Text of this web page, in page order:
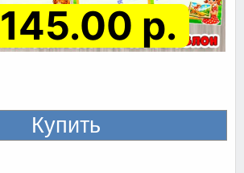
145.00 р.